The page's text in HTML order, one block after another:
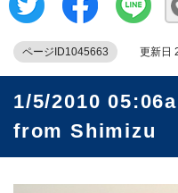
ページID1045663 更新日
1/5/2010
from Shimizu